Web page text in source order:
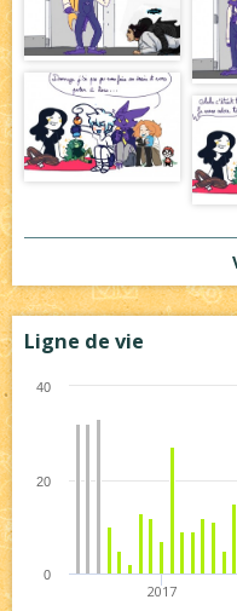
Ligne de vie
2017
0
20
40